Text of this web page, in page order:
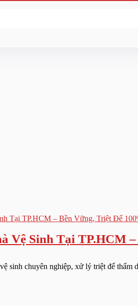
Vệ Sinh Tại TP.HCM
sinh chuyên nghiệp, xử lý triệt để